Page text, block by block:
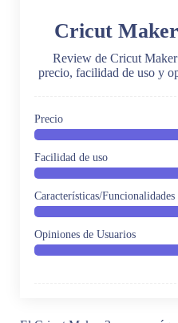
Cricut
Review de Cricut Maker
precio, facilidad de uso y
Precio
Facilidad de uso
Características/Funcionalidades
Opiniones de Usuarios